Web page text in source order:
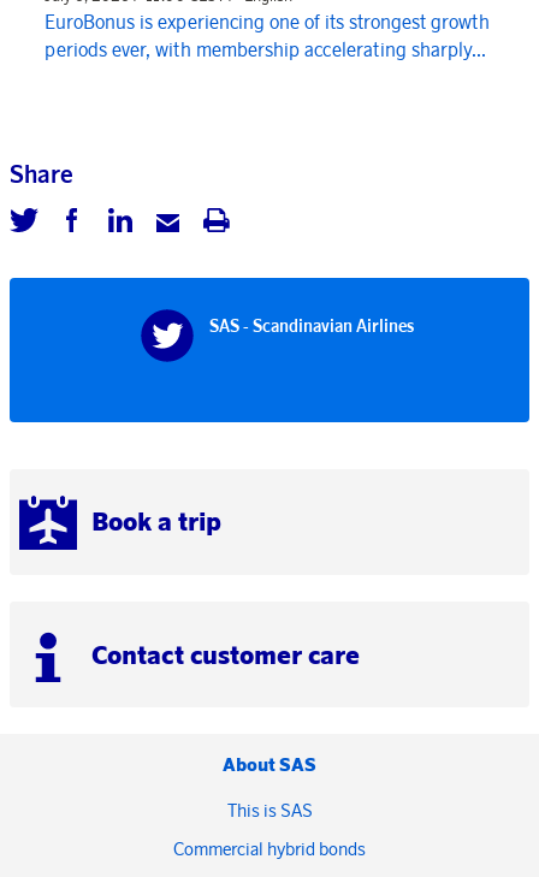
Book a trip
Contact customer care
EuroBonus is experiencing one of its strongest growth
periods ever, with membership accelerating sharply...
Share
SAS - Scandinavian Airlines
About SAS
This is SAS
Commercial hybrid bonds